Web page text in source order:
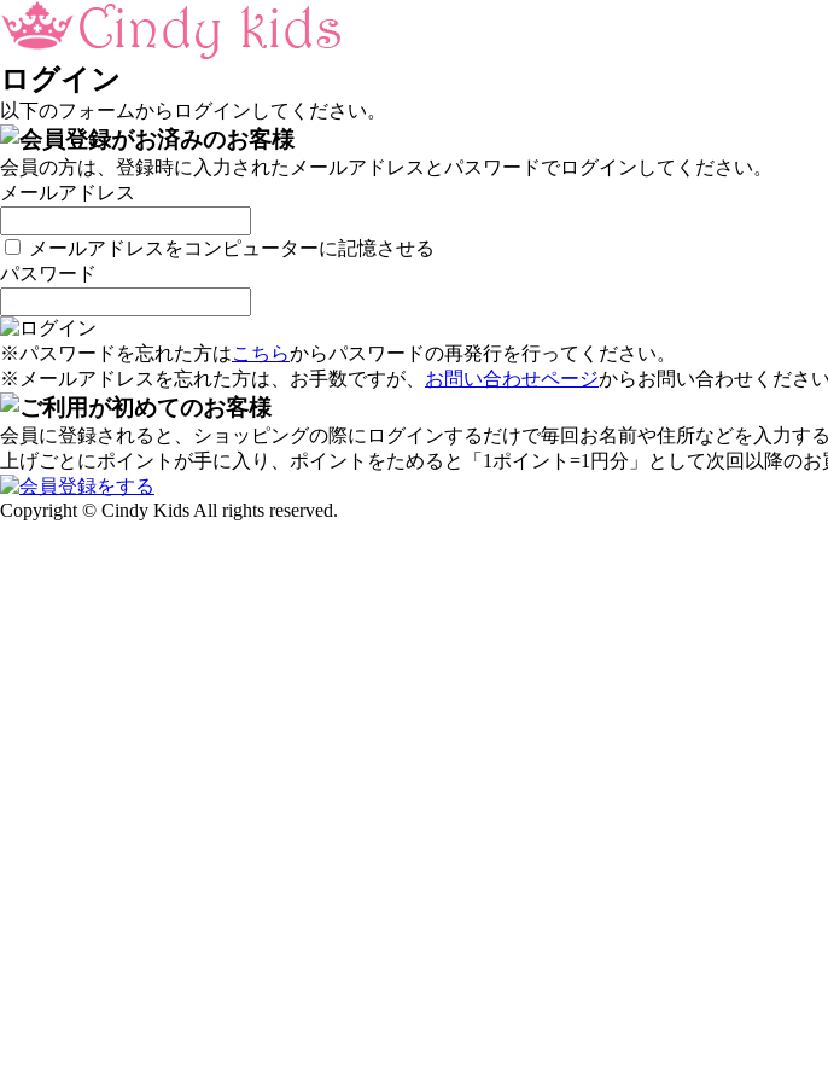
ログイン
以下のフォームからログインしてください。
会員の方は、登録時に入力されたメールアドレスとパスワードでログインしてください。
メールアドレス
メールアドレスをコンピューターに記憶させる
パスワード
※パスワードを忘れた方はこちらからパスワードの再発行を行ってください。
※メールアドレスを忘れた方は、お手数ですが、 お問い合わせページからお問い合わせください
会員に登録されると、ショッピングの際にログインするだけで毎回お名前や住所などを入力
上げごとにポイントが手に入り、ポイントをためると「1ポイント=1円分」として次回以降の
Copyright © Cindy Kids All rights reserved.